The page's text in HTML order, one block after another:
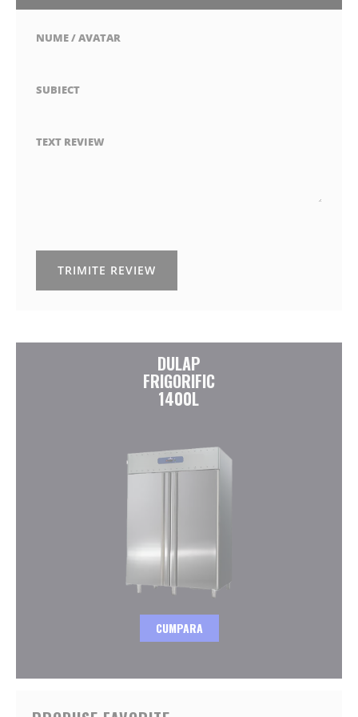
NUME / AVATAR
SUBIECT
TEXT REVIEW
TRIMITE REVIEW
DULAP
FRIGORIFIC
1400L
CUMPARA